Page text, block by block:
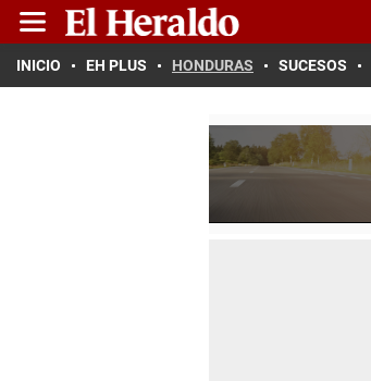
INICIO EH PLUS HONDURAS SUCESOS